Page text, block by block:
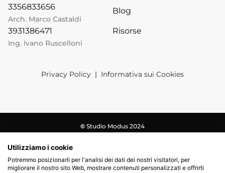
3356833656
Arch. Marco Castaldi
3931386471
Ing. Ivano Ruscelloni
Blog
Risorse
Privacy Policy | Informativa sui Cookies
© Studio Modus 2024
Utilizziamo i cookie
Potremmo posizionarli per l'analisi dei dati dei nostri visitatori, per
migliorare il nostro sito Web, mostrare contenuti personalizzati e offrirti